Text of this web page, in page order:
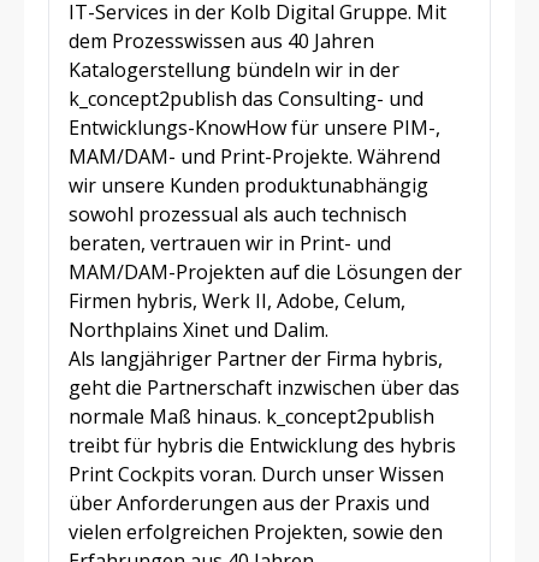
IT-Services in der Kolb Digital Gruppe. Mit
dem Prozesswissen aus 40 Jahren
Katalogerstellung bündeln wir in der
k_concept2publish das Consulting- und
Entwicklungs-KnowHow für unsere PIM-,
MAM/DAM- und Print-Projekte. Während
wir unsere Kunden produktunabhängig
sowohl prozessual als auch technisch
beraten, vertrauen wir in Print- und
MAM/DAM-Projekten auf die Lösungen der
Firmen hybris, Werk II, Adobe, Celum,
Northplains Xinet und Dalim.
Als langjähriger Partner der Firma hybris,
geht die Partnerschaft inzwischen über das
normale Maß hinaus. k_concept2publish
treibt für hybris die Entwicklung des hybris
Print Cockpits voran. Durch unser Wissen
über Anforderungen aus der Praxis und
vielen erfolgreichen Projekten, sowie den